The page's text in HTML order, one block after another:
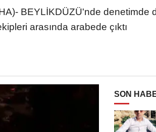
BEYLİKDÜZÜ'nde denetimde
arasında arabede çıktı
SON